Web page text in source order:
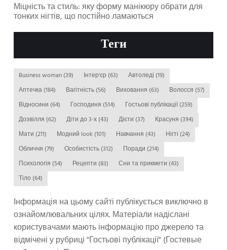
Міцність та стиль: яку форму манікюру обрати для
тонких нігтів, що постійно ламаються
Теги
Business woman (39) Інтер'єр (63) Автоледі (19)
Аптечка (184) Вагітність (56) Виховання (63) Волосся (57)
Відносини (64) Господиня (514) Гостьові публікації(259)
Дозвілля (62) Діти до 3-х (43) Дієти (37) Красуня (394)
Мати (211) Модний look (101) Навчання (43) Нігті (24)
Обличчя (79) Особистість (312) Поради (214)
Психологія (54) Рецепти (83) Сни та прикмети (43)
Тіло (64)
Інформація на цьому сайті публікується виключно в
ознайомлювальних цілях. Матеріали надіслані
користувачами мають інформацію про джерело та
відмічені у рубриці "Гостьові публікації" (Гостевые